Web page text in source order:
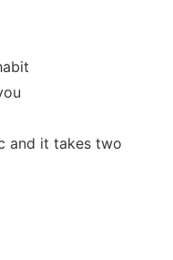
and it takes two